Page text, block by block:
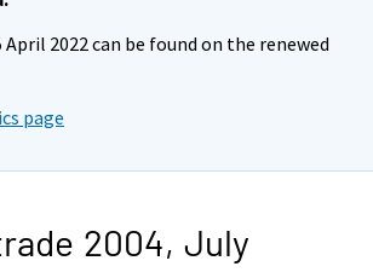
2022 can be found on the renewed
page
2004, July